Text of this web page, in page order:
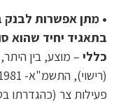
• מתן אפשרות
בתאגיד יחיד שהוא
כללי – מוצע, בין
פעילות צר (כהגדרתו